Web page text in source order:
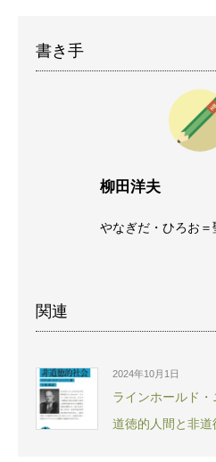
書き手
柳田洋夫
やなぎだ・ひろお
関連
2024年10月1日
ラインホールド
道徳的人間と非道